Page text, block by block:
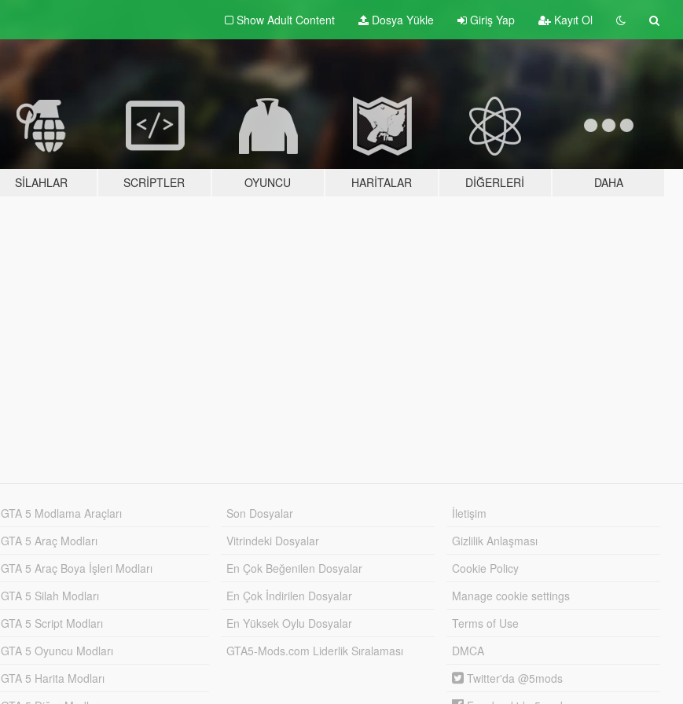
Show Adult Content Dosya Yükle Giriş Yap Kayıt Ol
SILAHLAR SCRIPTLER OYUNCU HARITALAR DIĞERLERI DAHA
GTA 5 Modlama Araçları
GTA 5 Araç Modları
GTA 5 Araç Boya İşleri Modları
GTA 5 Silah Modları
GTA 5 Script Modları
GTA 5 Oyuncu Modları
GTA 5 Harita Modları
Son Dosyalar
Vitrindeki Dosyalar
En Çok Beğenilen Dosyalar
En Çok İndirilen Dosyalar
En Yüksek Oylu Dosyalar
GTA5-Mods.com Liderlik Sıralaması
İletişim
Gizlilik Anlaşması
Cookie Policy
Manage cookie settings
Terms of Use
DMCA
Twitter'da @5mods